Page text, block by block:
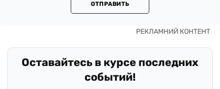
ОТПРАВИТЬ
Оставайтесь в курсе последних
событий!